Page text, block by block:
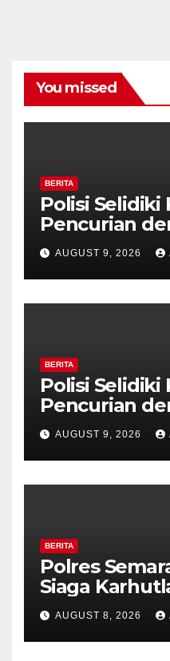
You missed
BERITA
Polisi Selidiki
Pencurian
di Counter
Ambarawa.
AUGUST 9, 2026
BERITA
Polisi Selidiki
Pencurian
di Counter
Ambarawa.
AUGUST 9, 2026
BERITA
Polres
Siaga
Tekankan
Kemarau.
AUGUST 8, 2026